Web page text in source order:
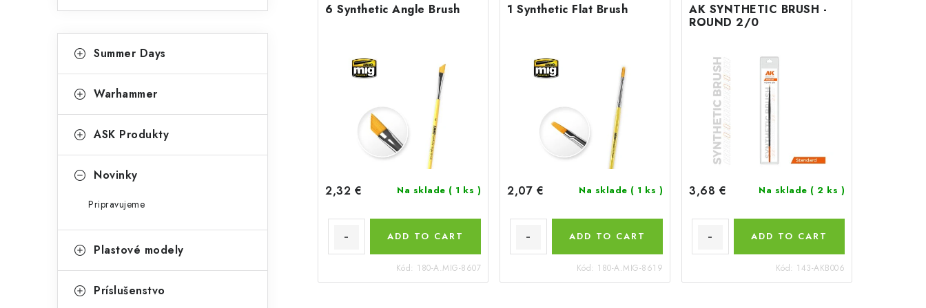
e
lkategórie
a
e
ó
e
Summer Days
Warhammer
ASK Produkty
Novinky
Pripravujeme
Plastové modely
Príslušenstvo
6 Synthetic Angle Brush
2,32 € Na sklade ( 1 ks )
ADD TO CART
Kód: 180-A.MIG-8607
1 Synthetic Flat Brush
2,07 € Na sklade ( 1 ks )
ADD TO CART
Kód: 180-A.MIG-8619
AK SYNTHETIC BRUSH -
ROUND 2/0
3,68 € Na sklade ( 2 ks )
ADD TO CART
Kód: 143-AKB006